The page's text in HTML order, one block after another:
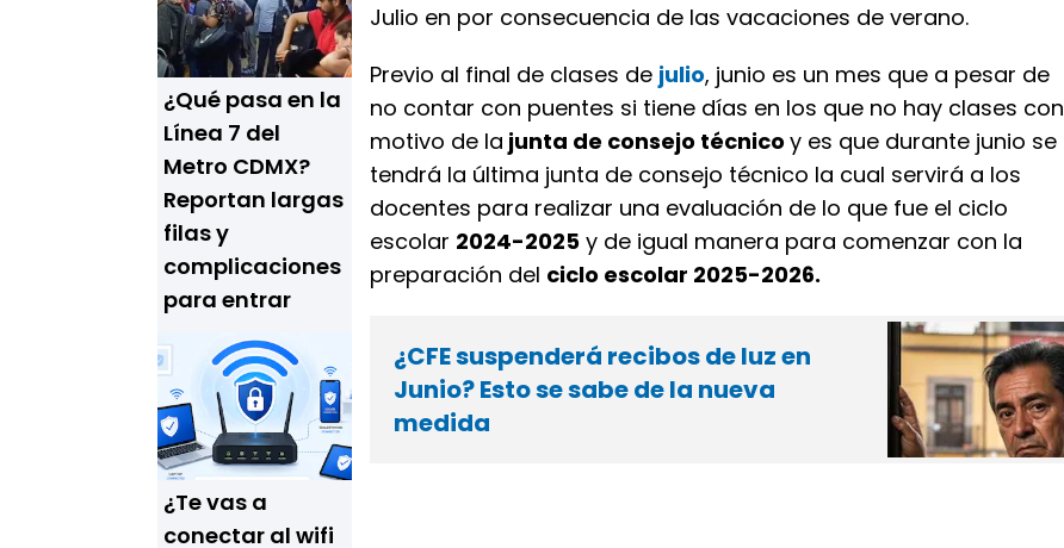
¿Qué pasa en la
Línea 7 del
Metro CDMX?
Reportan largas
filas y
complicaciones
para entrar
¿Te vas a
conectar al wifi
Julio en por consecuencia de las vacaciones de verano.
Previo al final de clases de julio, junio es un mes que a pesar de
no contar con puentes si tiene días en los que no hay clases con
motivo de la junta de consejo técnico y es que durante junio se
tendrá la última junta de consejo técnico la cual servirá a los
docentes para realizar una evaluación de lo que fue el ciclo
escolar 2024-2025 y de igual manera para comenzar con la
preparación del ciclo escolar 2025-2026.
¿CFE suspenderá recibos de luz en
Junio? Esto se sabe de la nueva
medida